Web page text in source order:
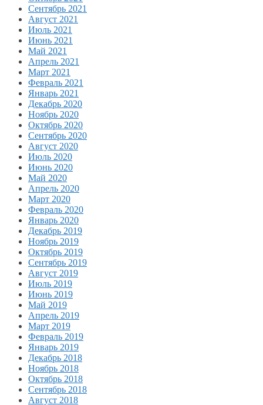
Сентябрь 2021
Август 2021
Июль 2021
Июнь 2021
Май 2021
Апрель 2021
Март 2021
Февраль 2021
Январь 2021
Декабрь 2020
Ноябрь 2020
Октябрь 2020
Сентябрь 2020
Август 2020
Июль 2020
Июнь 2020
Май 2020
Апрель 2020
Март 2020
Февраль 2020
Январь 2020
Декабрь 2019
Ноябрь 2019
Октябрь 2019
Сентябрь 2019
Август 2019
Июль 2019
Июнь 2019
Май 2019
Апрель 2019
Март 2019
Февраль 2019
Январь 2019
Декабрь 2018
Ноябрь 2018
Октябрь 2018
Сентябрь 2018
Август 2018